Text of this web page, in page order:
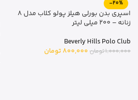
-20%
اسپری بدن بورلی هیلز پولو کلاب مدل 8
زنانه – 200 میلی لیتر
Beverly Hills Polo Club
1,000,000تومان 800,000تومان